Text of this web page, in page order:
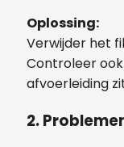
Oplossing:
Verwijder het
Controleer
afvoerleiding
2.